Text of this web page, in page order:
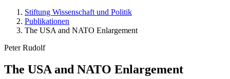
Stiftung Wissenschaft und Politik
Publikationen
The USA and NATO Enlargement
Peter Rudolf
The USA and NATO Enlargement